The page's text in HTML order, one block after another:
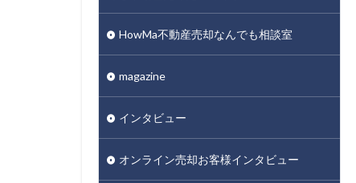
HowMa不動産売却なんでも相談室
magazine
インタビュー
オンライン売却お客様インタビュー